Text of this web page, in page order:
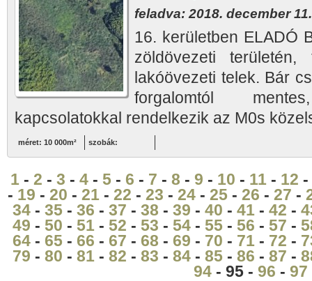
feladva: 2018. december 11.
16. kerületben ELADÓ
zöldövezeti
lakóövezeti telek. Bár
forgalomtól
kapcsolatokkal rendelkezik az M0s
méret: 10 000m² szobák:
1 - 2 - 3 - 4 - 5 - 6 - 7 - 8 - 9 - 10 - 11 - 12 -
- 19 - 20 - 21 - 22 - 23 - 24 - 25 - 26 - 27 -
34 - 35 - 36 - 37 - 38 - 39 - 40 - 41 - 42 -
49 - 50 - 51 - 52 - 53 - 54 - 55 - 56 - 57 -
64 - 65 - 66 - 67 - 68 - 69 - 70 - 71 - 72 -
79 - 80 - 81 - 82 - 83 - 84 - 85 - 86 - 87 -
94 - 95 - 96 - 97